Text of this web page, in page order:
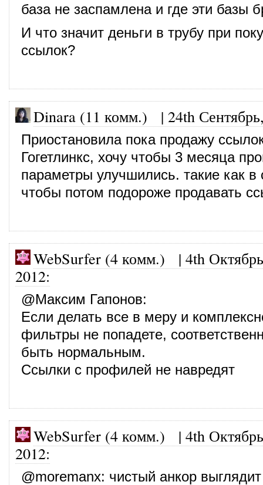
база не заспамлена и где эти базы
И что значит деньги в трубу при
ссылок?
Dinara (11 комм.) | 24th
Приостановила пока продажу
Гогетлинкс, хочу чтобы 3 месяца
параметры улучшились. такие как в
чтобы потом подороже продавать
WebSurfer (4 комм.) | 4th
2012:
@Максим Гапонов:
Если делать все в меру и
фильтры не попадете,
быть нормальным.
Ссылки с профилей не навредят
WebSurfer (4 комм.) | 4th
2012:
@moremanx: чистый анкор